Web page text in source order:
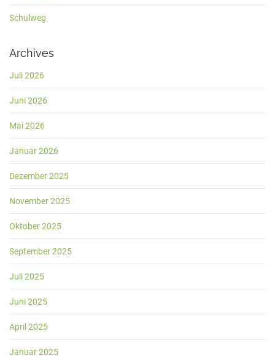
Schulweg
Archives
Juli 2026
Juni 2026
Mai 2026
Januar 2026
Dezember 2025
November 2025
Oktober 2025
September 2025
Juli 2025
Juni 2025
April 2025
Januar 2025